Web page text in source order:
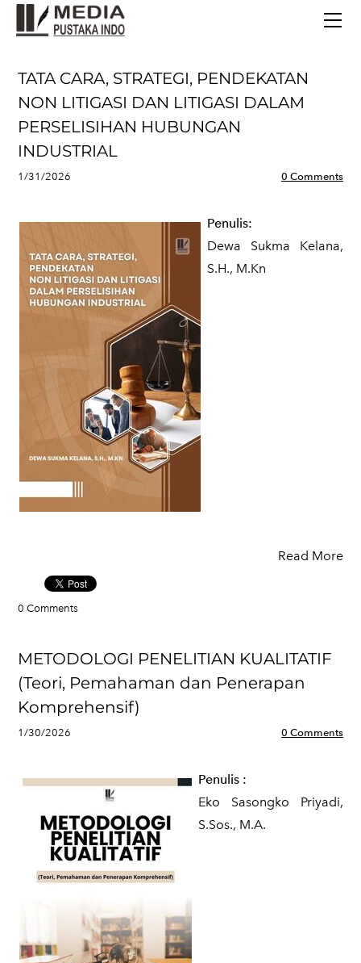
TATA CARA, STRATEGI, PENDEKATAN
NON LITIGASI DAN LITIGASI DALAM
PERSELISIHAN HUBUNGAN
INDUSTRIAL
1/31/2026 0 Comments
Penulis:
Dewa Sukma Kelana,
S.H., M.Kn
Read More
0 Comments
METODOLOGI PENELITIAN KUALITATIF
(Teori, Pemahaman dan Penerapan
Komprehensif)
1/30/2026 0 Comments
Penulis :
Eko Sasongko Priyadi,
S.Sos., M.A.
CONTACT